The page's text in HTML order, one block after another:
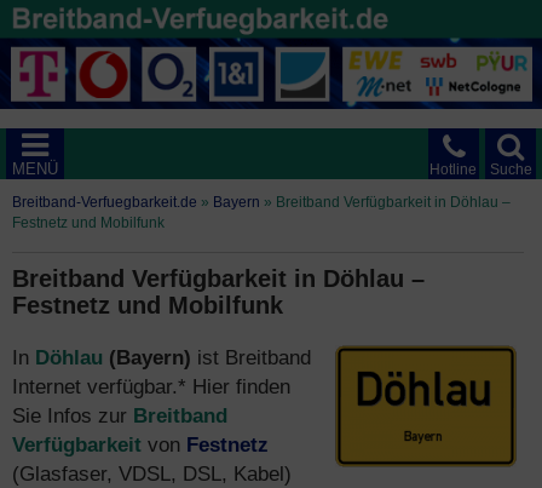
Suche
Hotline
MENÜ
Breitband-Verfuegbarkeit.de » Bayern » Breitband Verfügbarkeit in Döhlau –
Festnetz und Mobilfunk
Breitband Verfügbarkeit in Döhlau –
Festnetz und Mobilfunk
In Döhlau (Bayern) ist Breitband
Internet verfügbar.* Hier finden
Sie Infos zur Breitband
Verfügbarkeit von Festnetz
(Glasfaser, VDSL, DSL, Kabel)